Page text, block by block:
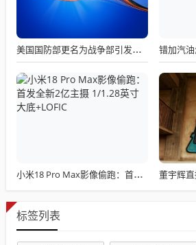
美国国防部更名为战争部引发关注热议
小米18 Pro Max影像偷跑：首发全新2亿主摄 1/1.28英寸大底+LOFIC 董宇辉
标签列表